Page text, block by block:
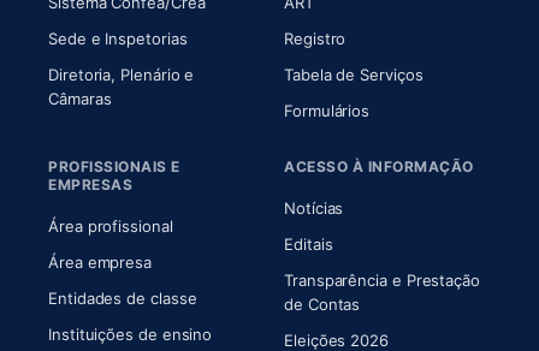
Sede e Inspetorias
Diretoria, Plenário e
Câmaras(abre em nova aba)
Registro
Tabela de Serviços
Formulários
PROFISSIONAIS E
EMPRESAS
Área profissional
Área empresa
Entidades de classe
Instituições de ensino
ACESSO À INFORMAÇÃO
Notícias
Editais
Transparência e Prestação
de Contas
Eleições 2026